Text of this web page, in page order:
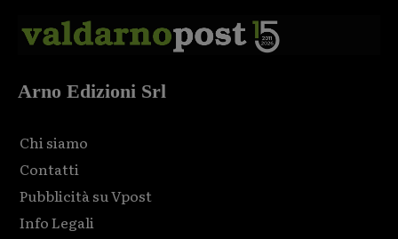
Arno Edizioni Srl
Chi siamo
Contatti
Pubblicità su Vpost
Info Legali